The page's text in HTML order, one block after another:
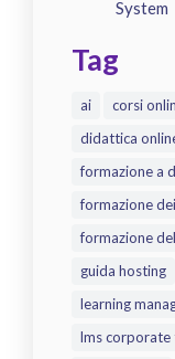
System
Tag
ai corsi
didattica
formazione a
formazione
formazione
guida hosting
learning
lms corporate